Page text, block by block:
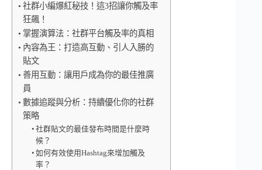
社群小編爆紅秘技！這3招讓你觸及率
狂飆！
掌握演算法：社群平台觸及率的真相
內容為王：打造高互動、引人入勝的
貼文
善用互動：讓用戶成為你的最佳推廣
員
數據追蹤與分析：持續優化你的社群
策略
社群貼文的最佳發布時間是什麼時
候？
如何有效使用Hashtag來增加觸及
率？